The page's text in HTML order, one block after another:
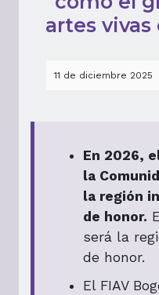
artes
11 de diciembre 2025
En 2026,
la
la región
de honor.
será la
de honor.
El FIAV